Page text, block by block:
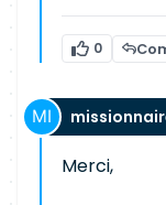
0
Merci,